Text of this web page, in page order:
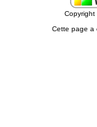
Cette page a